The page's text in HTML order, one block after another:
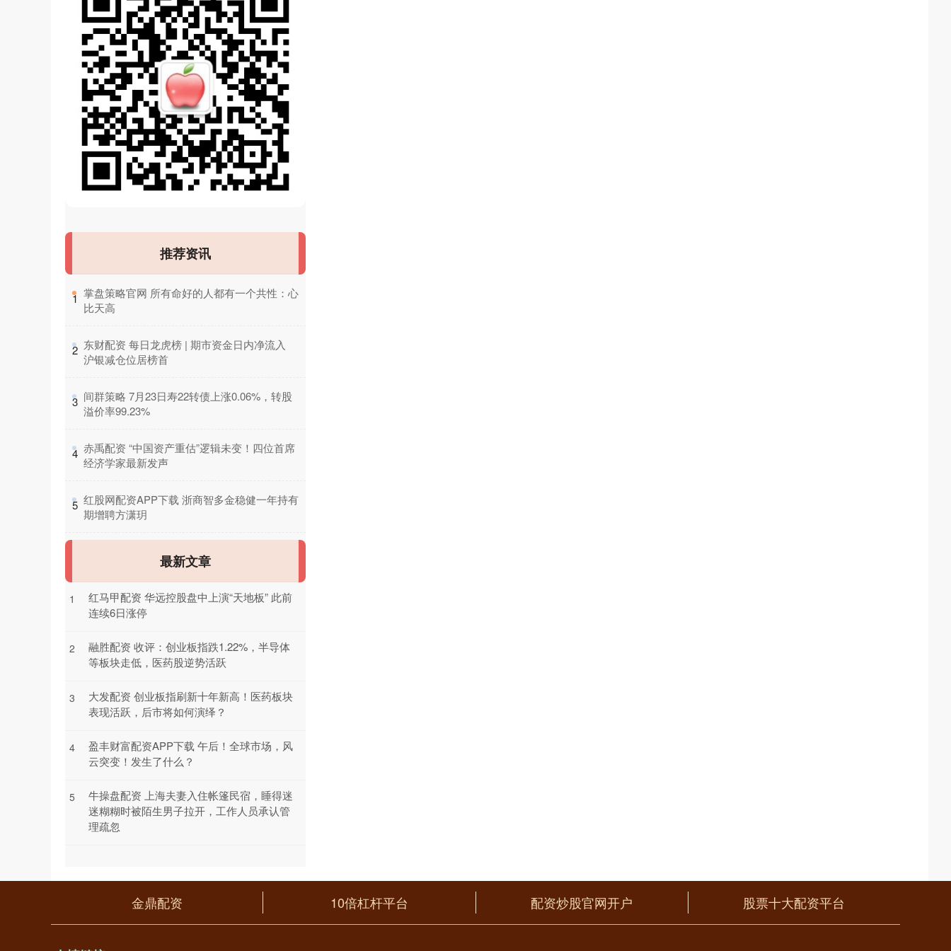
推荐资讯
1 ​掌盘策略官网 所有命好的人都有一个共性：心
比天高
2 ​东财配资 每日龙虎榜 | 期市资金日内净流入
沪银减仓位居榜首
3 ​间群策略 7月23日寿22转债上涨0.06%，转股
溢价率99.23%
4 ​赤禹配资 “中国资产重估”逻辑未变！四位首席
经济学家最新发声
5 ​红股网配资APP下载 浙商智多金稳健一年持有
期增聘方潇玥
最新文章
1
红马甲配资 华远控股盘中上演“天地板” 此前
连续6日涨停
2
融胜配资 收评：创业板指跌1.22%，半导体
等板块走低，医药股逆势活跃
3
大发配资 创业板指刷新十年新高！医药板块
表现活跃，后市将如何演绎？
4
盈丰财富配资APP下载 午后！全球市场，风
云突变！发生了什么？
5
牛操盘配资 上海夫妻入住帐篷民宿，睡得迷
迷糊糊时被陌生男子拉开，工作人员承认管
理疏忽
金鼎配资 10倍杠杆平台 配资炒股官网开户 股票十大配资平台